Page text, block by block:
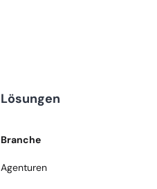
Lösungen
Branche
Agenturen